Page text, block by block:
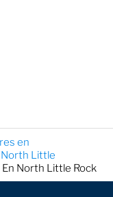
en
North Little
North Little Rock